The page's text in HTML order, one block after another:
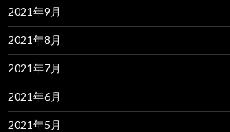
2021年9月
2021年8月
2021年7月
2021年6月
2021年5月